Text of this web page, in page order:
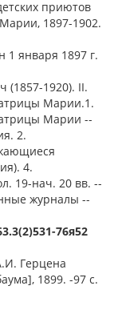
приютов
1897-1902.
1 января 1897 г.
(1857-1920). II.
Марии.1.
Марии --
2.
4.
19-нач. 20 вв. --
журналы --
76я52
Герцена
1899. -97 с.